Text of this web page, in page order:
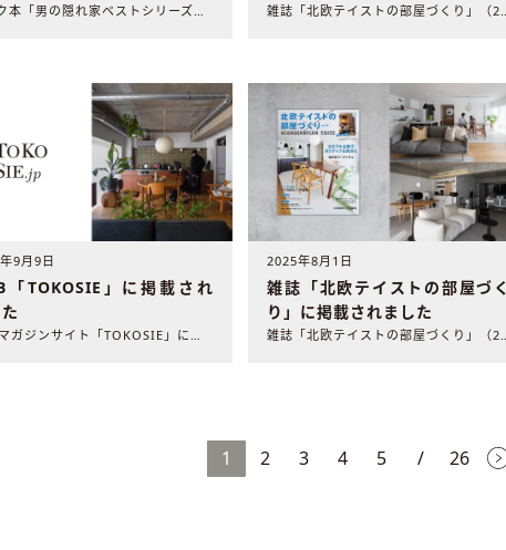
9月9日
「TOKOSIE」に掲載され
2025年8月1日
雑誌「北欧テイストの部屋づく
り」に掲載されました
1 2 3 4 5 / 26